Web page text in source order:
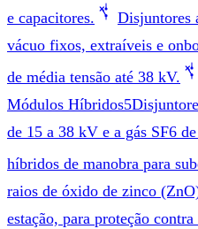
e capacitores.
Disjuntores
vácuo fixos, extraíveis e
de média tensão até 38 kV.
Módulos Híbridos5
de 15 a 38 kV e a gás SF6
híbridos de manobra para
raios de óxido de zinco
estação, para proteção